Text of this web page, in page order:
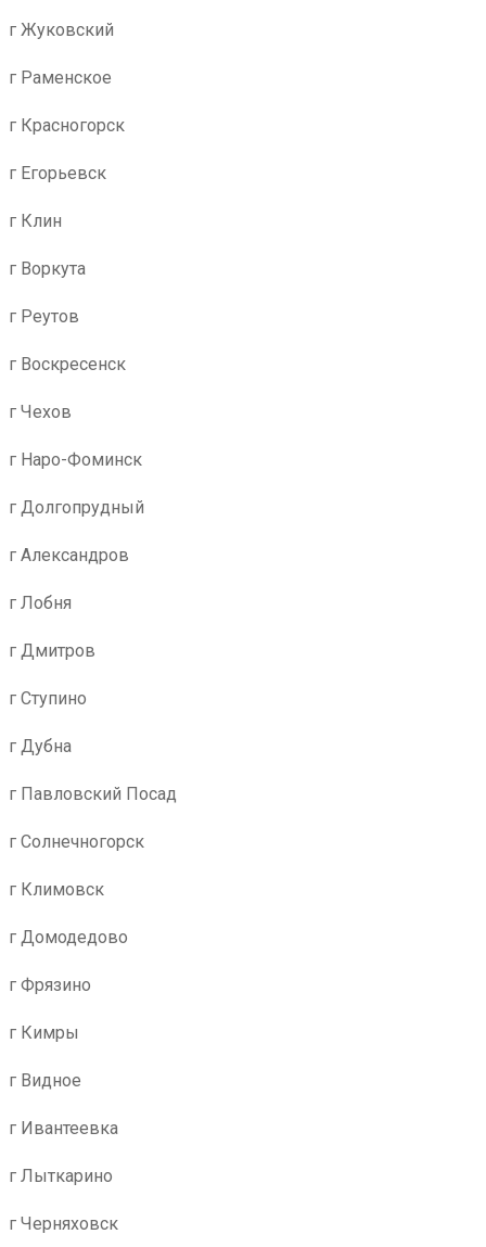
г Жуковский
г Раменское
г Красногорск
г Егорьевск
г Клин
г Воркута
г Реутов
г Воскресенск
г Чехов
г Наро-Фоминск
г Долгопрудный
г Александров
г Лобня
г Дмитров
г Ступино
г Дубна
г Павловский Посад
г Солнечногорск
г Климовск
г Домодедово
г Фрязино
г Кимры
г Видное
г Ивантеевка
г Лыткарино
г Черняховск